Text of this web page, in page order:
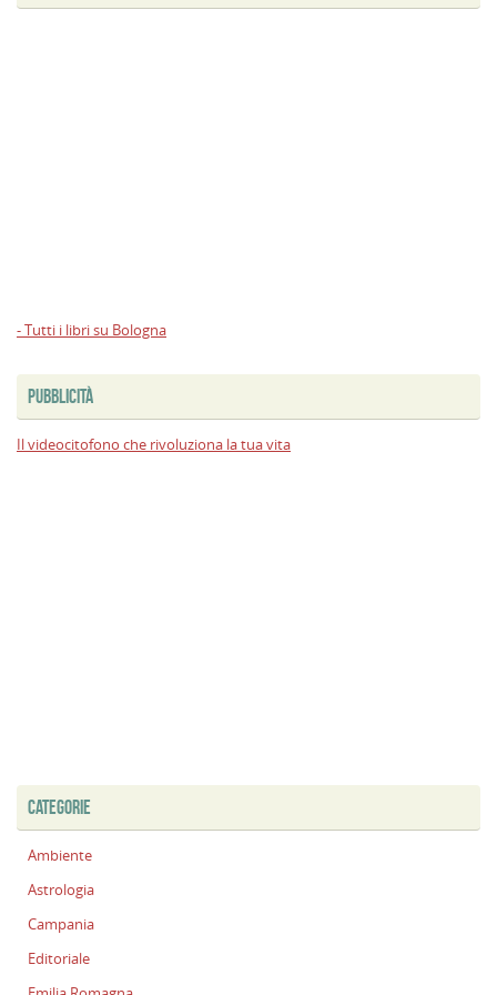
- Tutti i libri su Bologna
PUBBLICITÀ
Il videocitofono che rivoluziona la tua vita
CATEGORIE
Ambiente
Astrologia
Campania
Editoriale